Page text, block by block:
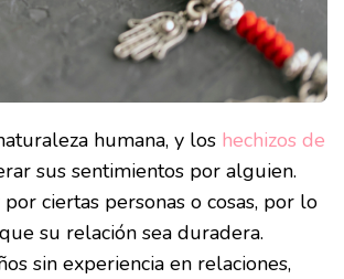
humana, y los hechizos de
sus sentimientos por alguien.
ciertas personas o cosas, por lo
su relación sea duradera.
sin experiencia en relaciones,